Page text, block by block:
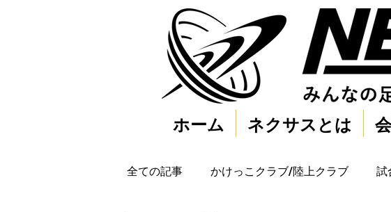
ホーム ネクサスとは
全ての記事 かけっこクラブ/陸上クラブ 試